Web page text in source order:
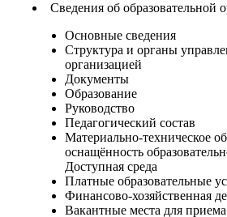
Сведения об образовательной
Основные сведения
Структура и органы
организацией
Документы
Образование
Руководство
Педагогический состав
Материально-техническое
оснащённость
Доступная среда
Платные образовательные
Финансово-хозяйственная
Вакантные места для